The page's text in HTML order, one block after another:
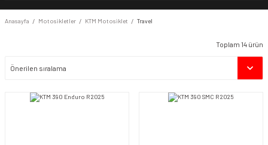
Anasayfa Motosikletler KTM Motosiklet Travel
Toplam 14 ürün